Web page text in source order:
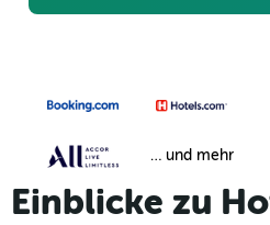
… und mehr
Einblicke zu